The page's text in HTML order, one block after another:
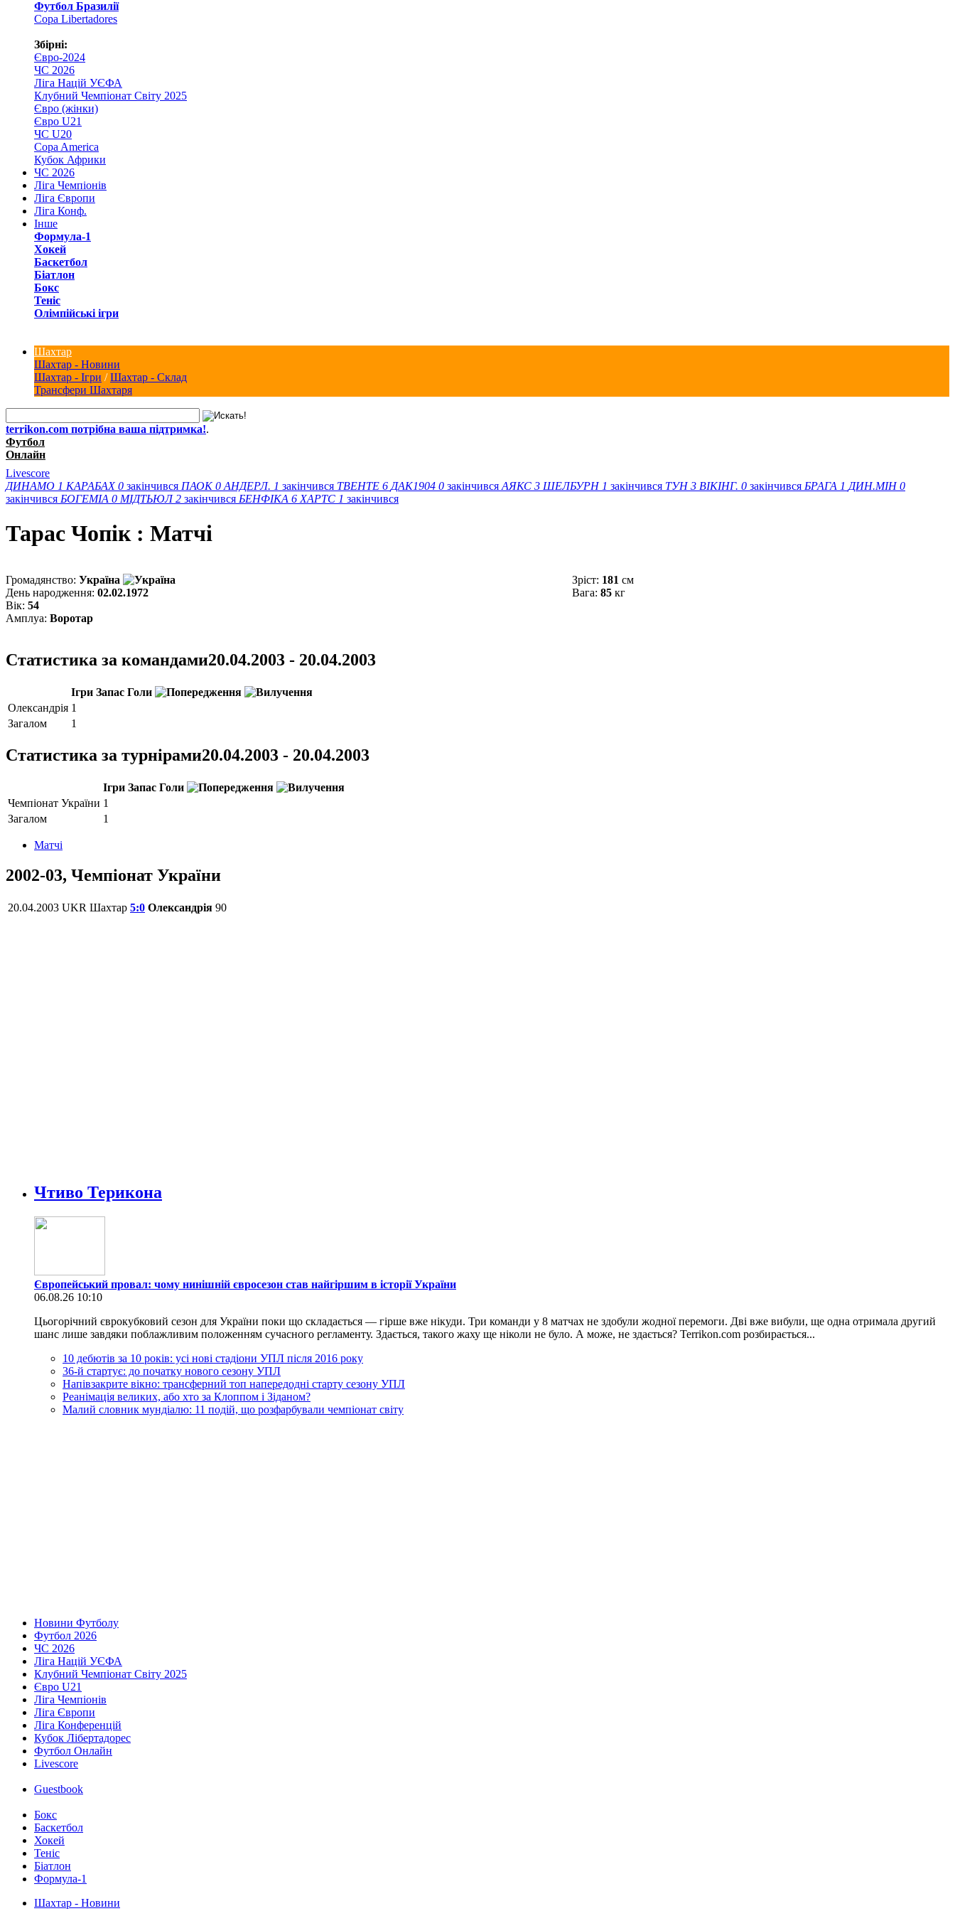
Футбол Бразилії
Copa Libertadores
Збірні:
Євро-2024
ЧС 2026
Ліга Націй УЄФА
Клубний Чемпіонат Світу 2025
Євро (жінки)
Євро U21
ЧС U20
Copa America
Кубок Африки
ЧС 2026
Ліга Чемпіонів
Ліга Європи
Ліга Конф.
Інше
Формула-1
Хокей
Баскетбол
Біатлон
Бокс
Теніс
Олімпійські ігри
Шахтар
Шахтар - Новини
Шахтар - Ігри /Шахтар - Склад
Трансфери Шахтаря
terrikon.com потрібна ваша підтримка!.
Футбол
Онлайн
Livescore
ДИНАМО 1 КАРАБАХ 0 закінчився ПАОК 0 АНДЕРЛ. 1 закінчився ТВЕНТЕ 6 ДАК1904 0 закінчився АЯКС 3 ШЕЛБУРН 1 закінчився ТУН 3 ВІКІНГ. 0 закінчився БРАГА 1 ДИН.МІН 0
закінчився БОГЕМІА 0 МІДТЬЮЛ 2 закінчився БЕНФІКА 6 ХАРТС 1 закінчився
Тарас Чопiк : Матчi
Громадянство: Україна
День народження: 02.02.1972
Вік: 54
Амплуа: Воротар
Зріст: 181 см
Вага: 85кг
Статистика за командами20.04.2003 - 20.04.2003
Ігри Запас Голи
Олександрія 1
Загалом
1
Статистика за турнірами20.04.2003 - 20.04.2003
Ігри Запас Голи
Чемпіонат України 1
Загалом
1
Матчi
2002-03, Чемпіонат України
20.04.2003 UKR Шахтар 5:0 Олександрія 90
Чтиво Терикона
Європейський провал: чому нинішній євросезон став найгіршим в історії України
06.08.26 10:10
Цьогорічний єврокубковий сезон для України поки що складається — гірше вже нікуди. Три команди у 8 матчах не здобули жодної перемоги. Дві вже вибули, ще одна отримала другий
шанс лише завдяки поблажливим положенням сучасного регламенту. Здається, такого жаху ще ніколи не було. А може, не здається? Terrikon.com розбирається...
10 дебютів за 10 років: усі нові стадіони УПЛ після 2016 року
36-й стартує: до початку нового сезону УПЛ
Напівзакрите вікно: трансферний топ напередодні старту сезону УПЛ
Реанімація великих, або хто за Клоппом і Зіданом?
Малий словник мундіалю: 11 подій, що розфарбували чемпіонат світу
Новини Футболу
Футбол 2026
ЧС 2026
Ліга Націй УЄФА
Клубний Чемпіонат Світу 2025
Євро U21
Ліга Чемпіонів
Ліга Європи
Ліга Конференцій
Кубок Лібертадорес
Футбол Онлайн
Livescore
Guestbook
Бокс
Баскетбол
Хокей
Теніс
Біатлон
Формула-1
Шахтар - Новини